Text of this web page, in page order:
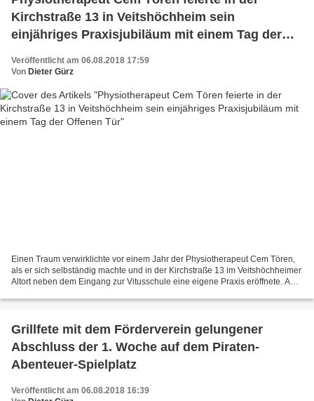
Kirchstraße 13 in Veitshöchheim sein
einjähriges Praxisjubiläum mit einem Tag der
Veröffentlicht am 06.08.2018 17:59
Von Dieter Gürz
Einen Traum verwirklichte vor einem Jahr der Physiotherapeut Cem Tören,
als er sich selbständig machte und in der Kirchstraße 13 im Veitshöchheimer
Altort neben dem Eingang zur Vitusschule eine eigene Praxis eröffnete. Am
Grillfete mit dem Förderverein gelungener
Abschluss der 1. Woche auf dem Piraten-
Abenteuer-Spielplatz
Veröffentlicht am 06.08.2018 16:39